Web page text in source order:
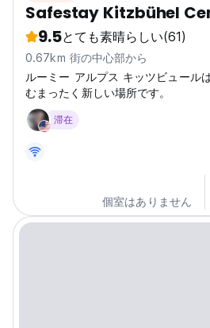
Safestay Kitzbühel
9.5とても素晴らしい(61)
0.67km 街の中心部から
ルーミー アルプス キッツビュール
むまったく新しい場所です。
滞在
個室はありません